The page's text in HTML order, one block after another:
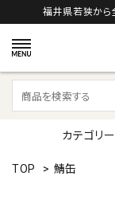
福井県若狭から
カテゴリー
TOP > 鯖缶